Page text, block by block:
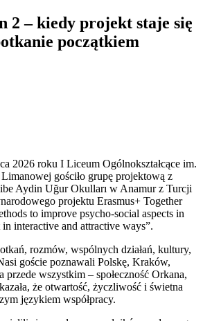
2 – kiedy projekt staje się
początkiem
2026 roku I Liceum Ogólnokształcące im.
gościło grupę projektową z
Aydin Uğur Okulları w Anamur z Turcji
projektu Erasmus+ Together
to improve psycho-social aspects in
interactive and attractive ways”.
rozmów, wspólnych działań, kultury,
goście poznawali Polskę, Kraków,
wszystkim – społeczność Orkana,
że otwartość, życzliwość i świetna
językiem współpracy.